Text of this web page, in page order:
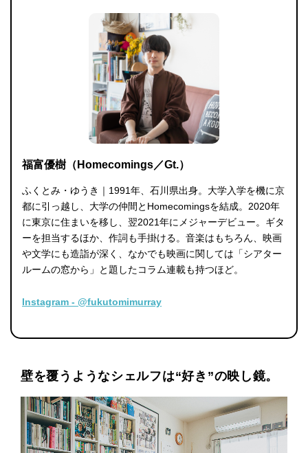
福富優樹（Homecomings／Gt.）
ふくとみ・ゆうき｜1991年、石川県出身。大学入学を機に京
都に引っ越し、大学の仲間とHomecomingsを結成。2020年
に東京に住まいを移し、翌2021年にメジャーデビュー。ギタ
ーを担当するほか、作詞も手掛ける。音楽はもちろん、映画
や文学にも造詣が深く、なかでも映画に関しては「シアター
ルームの窓から」と題したコラム連載も持つほど。
Instagram - @fukutomimurray
壁を覆うようなシェルフは“好き”の映し鏡。